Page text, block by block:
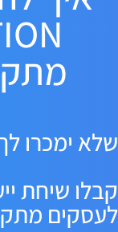
שלא ימכרו
קבלו שיחת
לעסקים מתקדמת